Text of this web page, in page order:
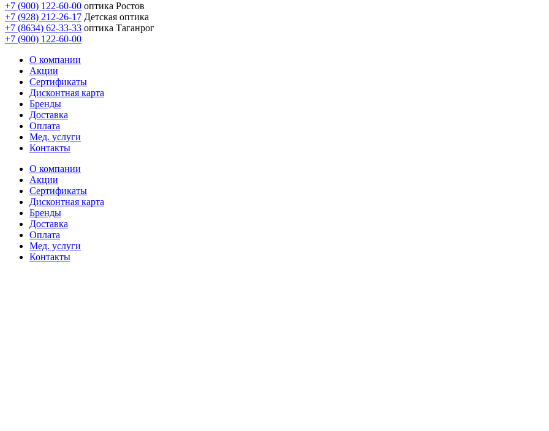
+7 (900) 122-60-00 оптика Ростов
+7 (928) 212-26-17 Детская оптика
+7 (8634) 62-33-33 оптика Таганрог
+7 (900) 122-60-00
О компании
Акции
Сертификаты
Дисконтная карта
Бренды
Доставка
Оплата
Мед. услуги
Контакты
О компании
Акции
Сертификаты
Дисконтная карта
Бренды
Доставка
Оплата
Мед. услуги
Контакты